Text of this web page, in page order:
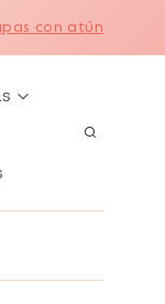
con atún